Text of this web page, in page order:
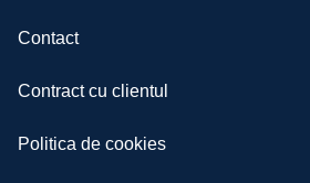
Contact
Contract cu clientul
Politica de cookies